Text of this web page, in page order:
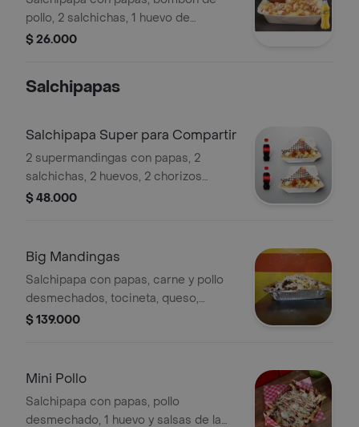
pollo, 2 salchichas, 1 huevo de
codorniz, 1 chorizo coctelero, arepa y
$ 26.000
Salchipapas
Salchipapa Super para Compartir
2 supermandingas con papas, 2
salchichas, 2 huevos, 2 chorizos
cocteleros y salsas de la casa + 2
$ 48.000
Big Mandingas
Salchipapa con papas, carne y pollo
desmechados, tocineta, queso,
longaniza, salchicha, huevo, chorizo
$ 139.000
Mini Pollo
Salchipapa con papas, pollo
desmechado, 1 huevo y salsas de la